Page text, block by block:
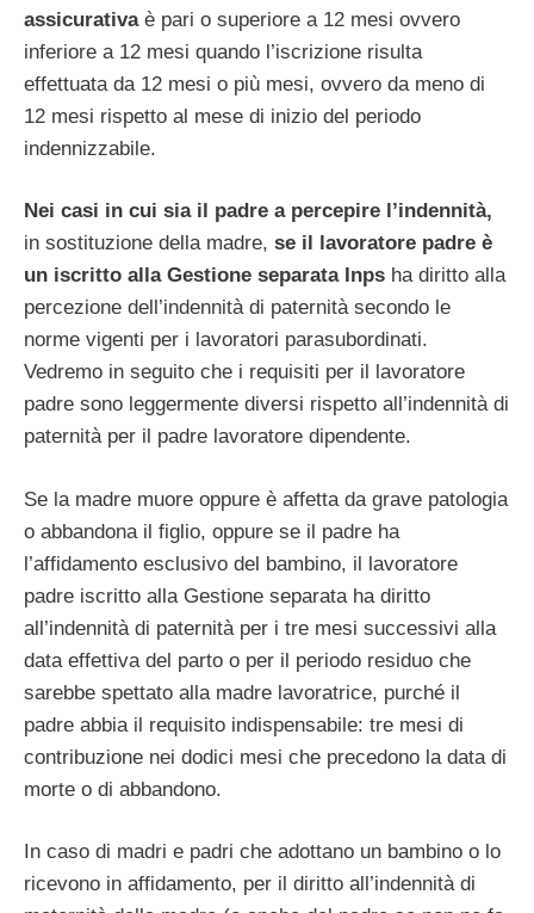
assicurativaè pari o superiore a 12 mesi ovvero
inferiore a 12 mesi quando l’iscrizione risulta
effettuata da 12 mesi o più mesi, ovvero da meno di
12 mesi rispetto al mese di inizio del periodo
indennizzabile.
Nei casi in cui sia il padre a percepire l’indennità,
in sostituzione della madre, se il lavoratore padre è
un iscritto alla Gestione separata Inps ha diritto alla
percezione dell’indennità di paternità secondo le
norme vigenti per i lavoratori parasubordinati.
Vedremo in seguito che i requisiti per il lavoratore
padre sono leggermente diversi rispetto all’indennità di
paternità per il padre lavoratore dipendente.
Se la madre muore oppure è affetta da grave patologia
o abbandona il figlio, oppure se il padre ha
l’affidamento esclusivo del bambino, il lavoratore
padre iscritto alla Gestione separata ha diritto
all’indennità di paternità per i tre mesi successivi alla
data effettiva del parto o per il periodo residuo che
sarebbe spettato alla madre lavoratrice, purché il
padre abbia il requisito indispensabile: tre mesi di
contribuzione nei dodici mesi che precedono la data di
morte o di abbandono.
In caso di madri e padri che adottano un bambino o lo
ricevono in affidamento, per il diritto all’indennità di